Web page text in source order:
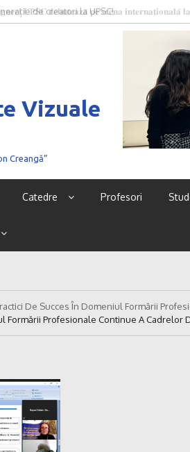
de creatori la UPSC!
Vizuale
Creangă”
Catedre Profesori
De Succes În Domeniul Formării
Formării Profesionale Continue A Cadrelor